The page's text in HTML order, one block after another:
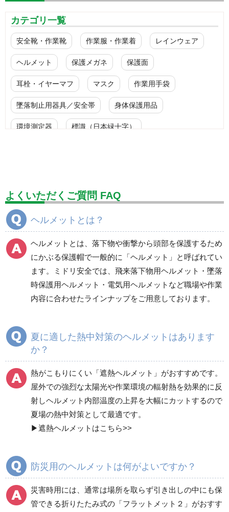
カテゴリ一覧
安全靴・作業靴 作業服・作業着 レインウェア
ヘルメット 保護メガネ 保護面
耳栓・イヤーマフ マスク 作業用手袋
墜落制止用器具／安全帯 身体保護用品
環境測定器 標識（日本緑十字）
設備用品・作業補助用品 工事作業用品
分煙対策機器
電気保守用品 ワイパー クリーンルーム対策用品
防災グッズ（防災セット） 救急医療品
健康管理器具 季節商品 ウイルス対策用品
商品カテゴリ一覧
シールド面付クリアバ
イザー付
軽作業帽
ヘルメット内装品（耳
紐）
ヘルメット内装品（ア
ゴバンド）
よくいただくご質問 FAQ
ヘルメットとは？
ヘルメットとは、落下物や衝撃から頭部を保護するため
にかぶる保護帽で一般的に「ヘルメット」と呼ばれてい
ます。ミドリ安全では、飛来落下物用ヘルメット・墜落
時保護用ヘルメット・電気用ヘルメットなど職場や作業
内容に合わせたラインナップをご用意しております。
夏に適した熱中対策のヘルメットはあります
か？
熱がこもりにくい「遮熱ヘルメット 」がおすすめです。
屋外での強烈な太陽光や作業環境の輻射熱を効果的に反
射しヘルメット内部温度の上昇を大幅にカットするので
夏場の熱中対策として最適です。
▶遮熱ヘルメットはこちら>>
防災用のヘルメットは何がよいですか？
災害時用には、通常は場所を取らず引き出しの中にも保
管できる折りたたみ式の「フラットメット２ 」がおすす